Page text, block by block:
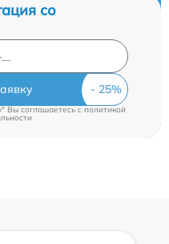
со
Вы соглашаетесь c политикой